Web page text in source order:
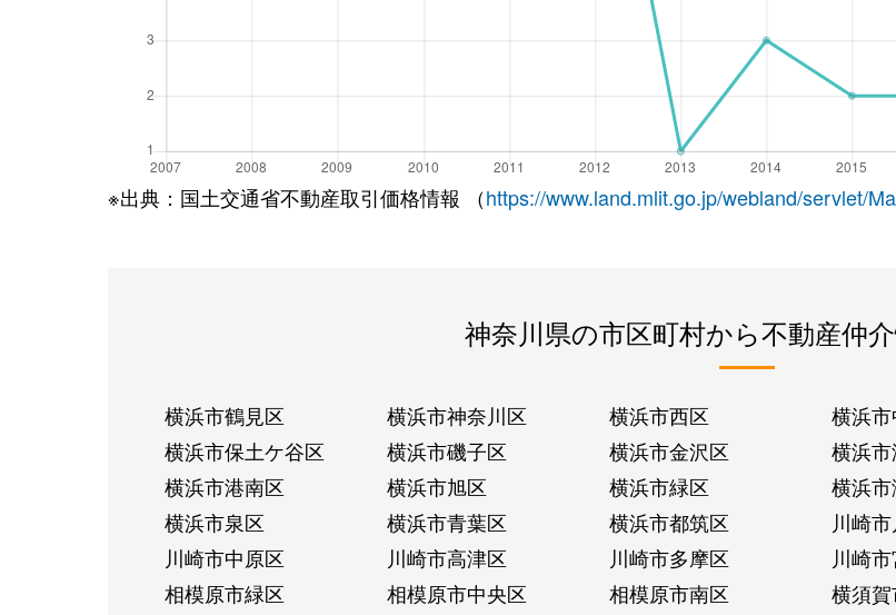
※出典：国土交通省不動産取引価格情報 （https://www.land.mlit.go.jp/webland/servlet/
神奈川県の市区町村から不動産仲
横浜市鶴見区 横浜市神奈川区 横浜市西区 横浜
横浜市保土ケ谷区
横浜市磯子区 横浜市金沢区 横浜
横浜市港南区
横浜市旭区 横浜市緑区 横浜
横浜市泉区
横浜市青葉区 横浜市都筑区 川崎
川崎市中原区
川崎市高津区 川崎市多摩区 川崎
相模原市緑区
相模原市中央区 相模原市南区 横須